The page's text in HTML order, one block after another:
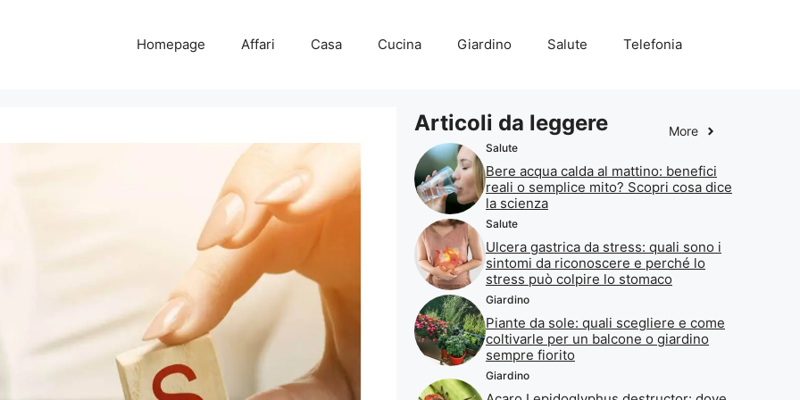
Homepage Affari Casa Cucina Giardino Salute Telefonia
Articoli da leggere More
Salute
Bere acqua calda al mattino: benefici
reali o semplice mito? Scopri cosa dice
la scienza
Salute
Ulcera gastrica da stress: quali sono i
sintomi da riconoscere e perché lo
stress può colpire lo stomaco
Giardino
Piante da sole: quali scegliere e come
coltivarle per un balcone o giardino
sempre fiorito
Giardino